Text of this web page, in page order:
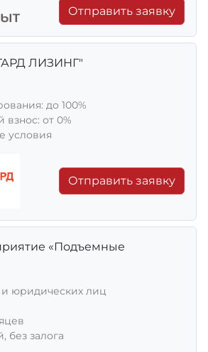
Отправить заявку
ЛИЗИНГ"
до 100%
от 0%
условия
Отправить заявку
«Подъемные
юридических лиц
без залога